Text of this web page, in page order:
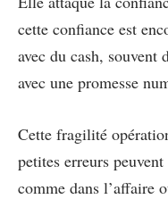
cette confiance est
avec du cash, souvent
avec une promesse
Cette fragilité
petites erreurs
comme dans l’affaire